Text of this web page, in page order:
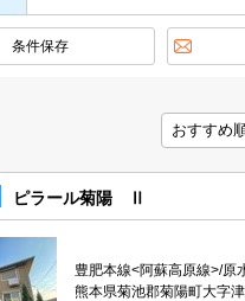
不動産会社
条件保存
ピラール菊陽 Ⅱ
豊肥本線<阿蘇高原線>/原
熊本県菊池郡菊陽町大字